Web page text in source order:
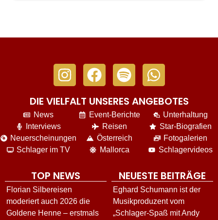
DIE VIELFALT UNSERES ANGEBOTES
News
Interviews
Neuerscheinungen
Schlager im TV
Event-Berichte
Reisen
Österreich
Mallorca
Unterhaltung
Star-Biografien
Fotogalerien
Schlagervideos
TOP NEWS
Florian Silbereisen
moderiert auch 2026 die
Goldene Henne – erstmals
NEUESTE BEITRÄGE
Eghard Schumann ist der
Musikproduzent vom
„Schlager-Spaß mit Andy